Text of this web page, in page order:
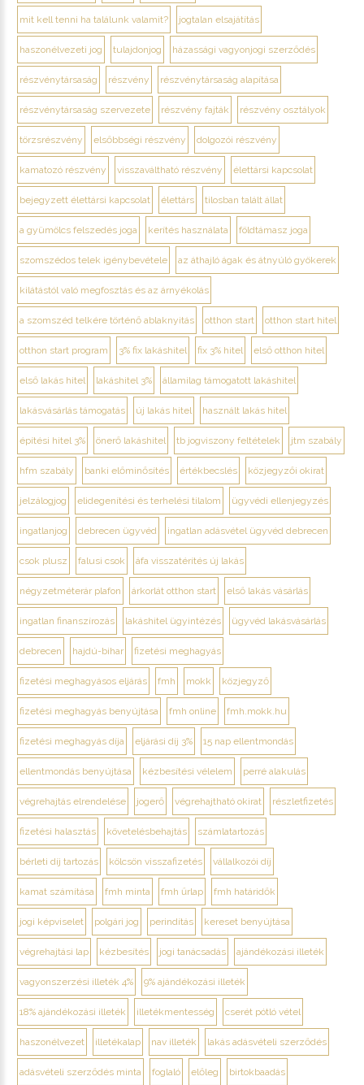
mit kell tenni ha találunk valamit? jogtalan elsajátítás
haszonélvezeti jog tulajdonjog házassági vagyonjogi szerződés
részvénytársaság részvény részvénytársaság alapítása
részvénytársaság szervezete részvény fajták részvény osztályok
törzsrészvény elsőbbségi részvény dolgozói részvény
kamatozó részvény visszaváltható részvény élettársi kapcsolat
bejegyzett élettársi kapcsolat élettárs tilosban talált állat
a gyümölcs felszedés joga kerítés használata földtámasz joga
szomszédos telek igénybevétele az áthajló ágak és átnyúló gyökerek
kilátástól való megfosztás és az árnyékolás
a szomszéd telkére történő ablaknyitás otthon start otthon start hitel
otthon start program 3% fix lakáshitel fix 3% hitel első otthon hitel
első lakás hitel lakáshitel 3% államilag támogatott lakáshitel
lakásvásárlás támogatás új lakás hitel használt lakás hitel
építési hitel 3% önerő lakáshitel tb jogviszony feltételek jtm szabály
hfm szabály banki előminősítés értékbecslés közjegyzői okirat
jelzálogjog elidegenítési és terhelési tilalom ügyvédi ellenjegyzés
ingatlanjog debrecen ügyvéd ingatlan adásvétel ügyvéd debrecen
csok plusz falusi csok áfa visszatérítés új lakás
négyzetméterár plafon árkorlát otthon start első lakás vásárlás
ingatlan finanszírozás lakáshitel ügyintézés ügyvéd lakásvásárlás
debrecen hajdú-bihar fizetési meghagyás
fizetési meghagyásos eljárás fmh mokk közjegyző
fizetési meghagyás benyújtása fmh online fmh.mokk.hu
fizetési meghagyás díja eljárási díj 3% 15 nap ellentmondás
ellentmondás benyújtása kézbesítési vélelem perré alakulás
végrehajtás elrendelése jogerő végrehajtható okirat részletfizetés
fizetési halasztás követelésbehajtás számlatartozás
bérleti díj tartozás kölcsön visszafizetés vállalkozói díj
kamat számítása fmh minta fmh űrlap fmh határidők
jogi képviselet polgári jog perindítás kereset benyújtása
végrehajtási lap kézbesítés jogi tanácsadás ajándékozási illeték
vagyonszerzési illeték 4% 9% ajándékozási illeték
18% ajándékozási illeték illetékmentesség cserét pótló vétel
haszonélvezet illetékalap nav illeték lakás adásvételi szerződés
adásvételi szerződés minta foglaló előleg birtokbaadás